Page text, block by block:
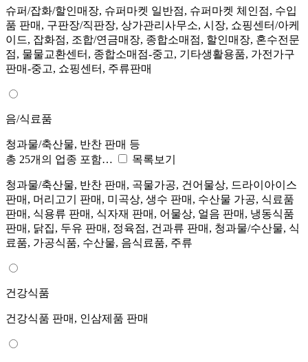
슈퍼/잡화/할인매장, 슈퍼마켓 일반점, 슈퍼마켓 체인점, 수입
품 판매, 구판장/직판장, 상가관리사무소, 시장, 쇼핑센터/아케
이드, 잡화점, 조합/연금매장, 종합소매점, 할인매장, 혼수전문
점, 물물교환센터, 종합소매점-중고, 기타생활용품, 가전가구
판매-중고, 쇼핑센터, 주류판매
음/식료품
청과물/축산물, 반찬 판매 등
총 25개의 업종 포함…
목록보기
청과물/축산물, 반찬 판매, 곡물가공, 건어물상, 드라이아이스
판매, 머리고기 판매, 미곡상, 생수 판매, 수산물 가공, 식료품
판매, 식용류 판매, 식자재 판매, 어물상, 얼음 판매, 냉동식품
판매, 닭집, 두유 판매, 정육점, 건과류 판매, 청과물/수산물, 식
료품, 가공식품, 수산물, 음식료품, 주류
건강식품
건강식품 판매, 인삼제품 판매